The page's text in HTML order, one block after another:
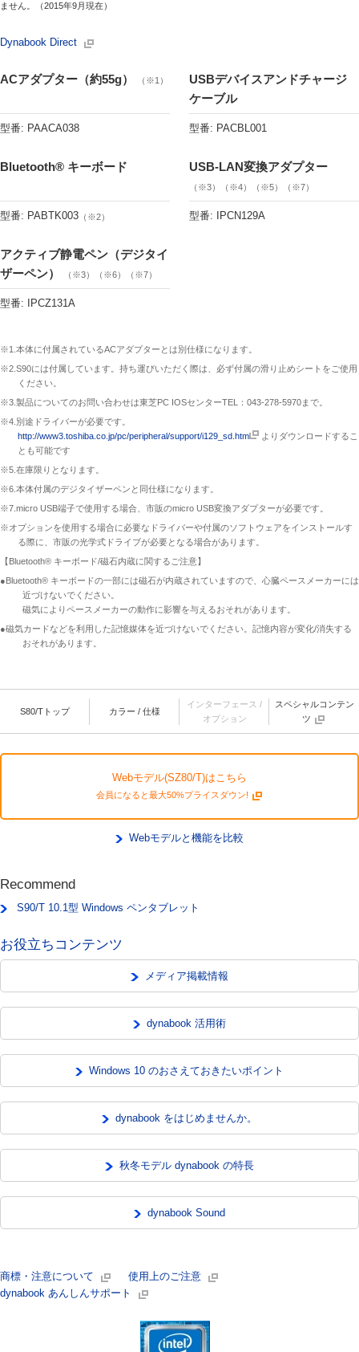
ません。（2015年9月現在）
Dynabook Direct
ACアダプター（約55g） （※1）
型番: PAACA038
USBデバイスアンドチャージ
ケーブル
型番: PACBL001
Bluetooth® キーボード
型番: PABTK003 （※2）
USB-LAN変換アダプター
（※3）（※4）（※5）（※7）
型番: IPCN129A
アクティブ静電ペン（デジタイ
ザーペン）
（※3）（※6）（※7）
型番: IPCZ131A
※1.本体に付属されているACアダプターとは別仕様になります。
※2.S90には付属しています。持ち運びいただく際は、必ず付属の滑り止めシートをご使用
ください。
※3.製品についてのお問い合わせは東芝PC IOSセンターTEL：043-278-5970まで。
※4.別途ドライバーが必要です。
http://www3.toshiba.co.jp/pc/peripheral/support/i129_sd.htm
よりダウンロードするこ
とも可能です
※5.在庫限りとなります。
※6.本体付属のデジタイザーペンと同仕様になります。
※7.micro USB端子で使用する場合、市販のmicro USB変換アダプターが必要です。
※オプションを使用する場合に必要なドライバーや付属のソフトウェアをインストールす
る際に、市販の光学式ドライブが必要となる場合があります。
【Bluetooth® キーボード/磁石内蔵に関するご注意】
●Bluetooth® キーボードの一部には磁石が内蔵されていますので、心臓ペースメーカーには
近づけないでください。
磁気によりペースメーカーの動作に影響を与えるおそれがあります。
●磁気カードなどを利用した記憶媒体を近づけないでください。記憶内容が変化/消失する
おそれがあります。
S80/Tトップ カラー / 仕様
インターフェース /
オプション
スペシャルコンテン
ツ
Webモデル(SZ80/T)はこちら
会員になると最大50%プライスダウン!
Webモデルと機能を比較
Recommend
S90/T 10.1型 Windows ペンタブレット
お役立ちコンテンツ
メディア掲載情報
dynabook 活用術
Windows 10 のおさえておきたいポイント
dynabook をはじめませんか。
秋冬モデル dynabook の特長
dynabook Sound
商標・注意について
使用上のご注意
dynabook あんしんサポート